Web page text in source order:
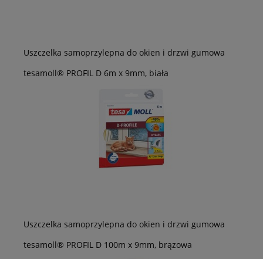
Uszczelka samoprzylepna do okien i drzwi gumowa
tesamoll® PROFIL D 6m x 9mm, biała
Uszczelka samoprzylepna do okien i drzwi gumowa
tesamoll® PROFIL D 100m x 9mm, brązowa